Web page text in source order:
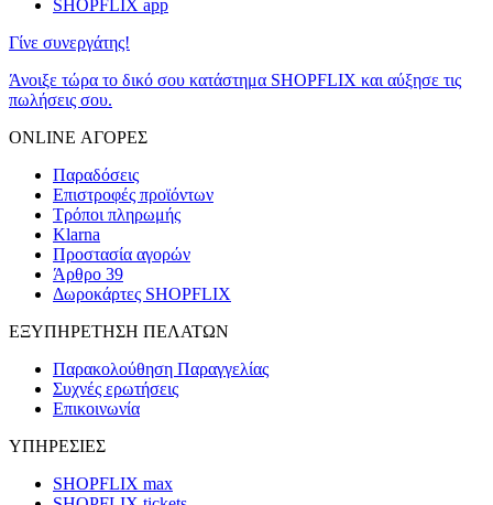
SHOPFLIX app
Γίνε συνεργάτης!
Άνοιξε τώρα το δικό σου κατάστημα SHOPFLIX και αύξησε τις
πωλήσεις σου.
ONLINE ΑΓΟΡΕΣ
Παραδόσεις
Επιστροφές προϊόντων
Τρόποι πληρωμής
Klarna
Προστασία αγορών
Άρθρο 39
Δωροκάρτες SHOPFLIX
ΕΞΥΠΗΡΕΤΗΣΗ ΠΕΛΑΤΩΝ
Παρακολούθηση Παραγγελίας
Συχνές ερωτήσεις
Επικοινωνία
ΥΠΗΡΕΣΙΕΣ
SHOPFLIX max